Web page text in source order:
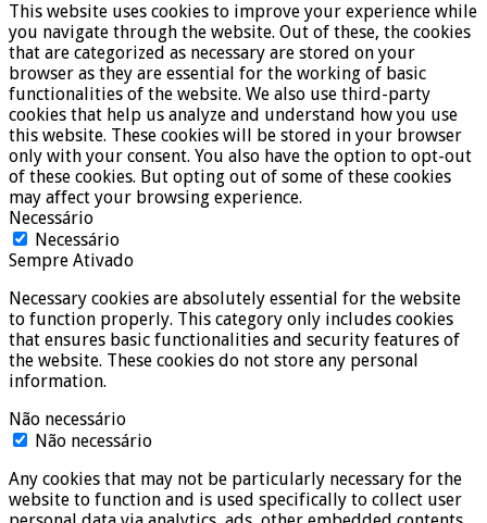
This website uses cookies to improve your experience while
you navigate through the website. Out of these, the cookies
that are categorized as necessary are stored on your
browser as they are essential for the working of basic
functionalities of the website. We also use third-party
cookies that help us analyze and understand how you use
this website. These cookies will be stored in your browser
only with your consent. You also have the option to opt-out
of these cookies. But opting out of some of these cookies
may affect your browsing experience.
Necessário
Necessário
Sempre Ativado
Necessary cookies are absolutely essential for the website
to function properly. This category only includes cookies
that ensures basic functionalities and security features of
the website. These cookies do not store any personal
information.
Não necessário
Não necessário
Any cookies that may not be particularly necessary for the
website to function and is used specifically to collect user